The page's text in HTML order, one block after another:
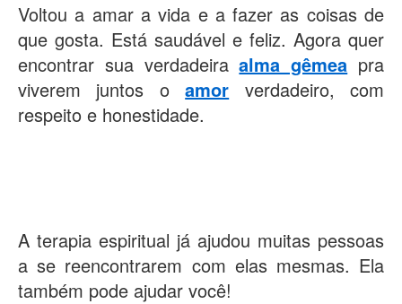
Voltou a amar a vida e a fazer as coisas de
que gosta. Está saudável e feliz. Agora quer
encontrar sua verdadeiraalma gêmea pra
viverem juntos oamor verdadeiro, com
respeito e honestidade.
A terapia espiritual já ajudou muitas pessoas
a se reencontrarem com elas mesmas. Ela
também pode ajudar você!